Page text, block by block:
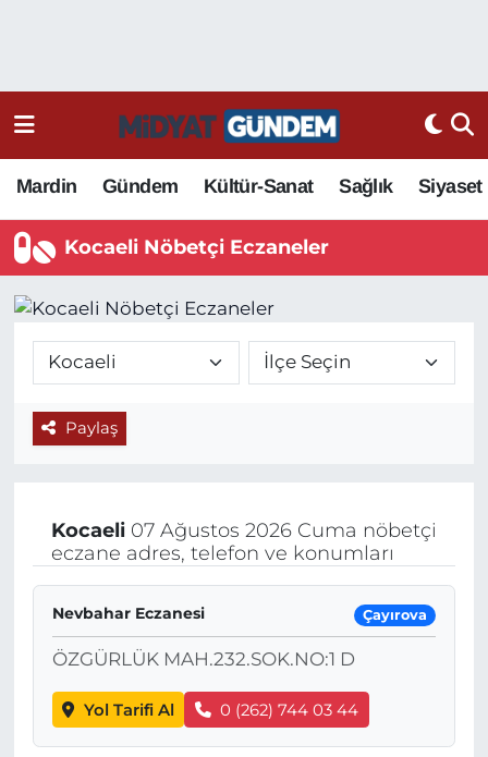
Mardin Gündem Kültür-Sanat Sağlık Siyaset
Kocaeli Nöbetçi Eczaneler
Paylaş
Kocaeli07 Ağustos 2026 Cuma nöbetçi
eczane adres, telefon ve konumları
Nevbahar Eczanesi Çayırova
ÖZGÜRLÜK MAH.232.SOK.NO:1 D
Yol Tarifi Al 0 (262) 744 03 44